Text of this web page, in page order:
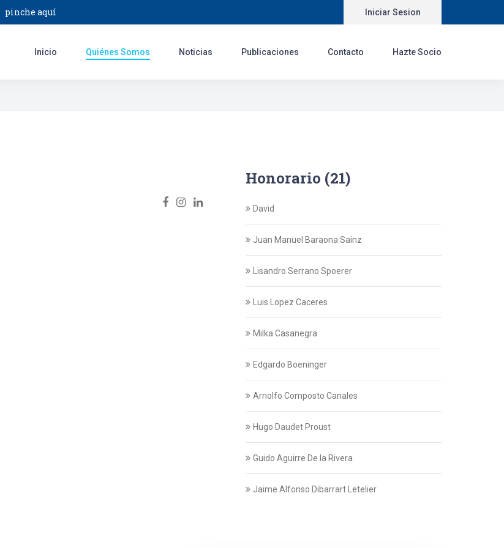
pinche aquí Iniciar Sesion
Inicio Quiénes Somos Noticias Publicaciones Contacto Hazte Socio
Honorario (21)
David
Juan Manuel Baraona Sainz
Lisandro Serrano Spoerer
Luis Lopez Caceres
Milka Casanegra
Edgardo Boeninger
Arnolfo Composto Canales
Hugo Daudet Proust
Guido Aguirre De la Rivera
Jaime Alfonso Dibarrart Letelier